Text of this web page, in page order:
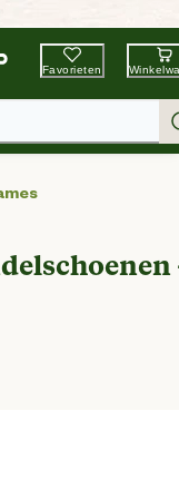
& Dier
Favorieten